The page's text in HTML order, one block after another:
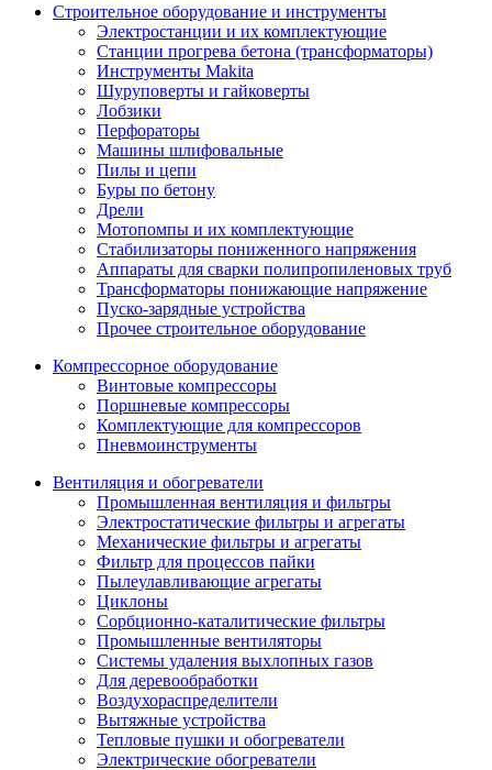
Строительное оборудование и инструменты
Электростанции и их комплектующие
Станции прогрева бетона (трансформаторы)
Инструменты Makita
Шуруповерты и гайковерты
Лобзики
Перфораторы
Машины шлифовальные
Пилы и цепи
Буры по бетону
Дрели
Мотопомпы и их комплектующие
Стабилизаторы пониженного напряжения
Аппараты для сварки полипропиленовых труб
Трансформаторы понижающие напряжение
Пуско-зарядные устройства
Прочее строительное оборудование
Компрессорное оборудование
Винтовые компрессоры
Поршневые компрессоры
Комплектующие для компрессоров
Пневмоинструменты
Вентиляция и обогреватели
Промышленная вентиляция и фильтры
Электростатические фильтры и агрегаты
Механические фильтры и агрегаты
Фильтр для процессов пайки
Пылеулавливающие агрегаты
Циклоны
Сорбционно-каталитические фильтры
Промышленные вентиляторы
Системы удаления выхлопных газов
Для деревообработки
Воздухораспределители
Вытяжные устройства
Тепловые пушки и обогреватели
Электрические обогреватели